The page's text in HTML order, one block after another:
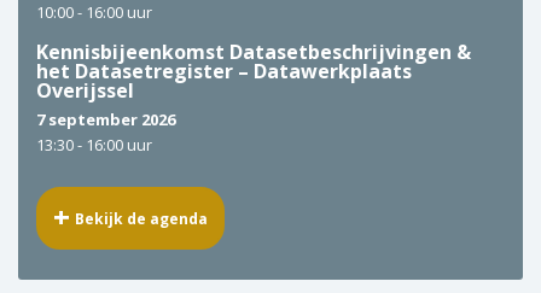
10:00 - 16:00 uur
Kennisbijeenkomst Datasetbeschrijvingen &
het Datasetregister – Datawerkplaats
Overijssel
7 september 2026
13:30 - 16:00 uur
Bekijk de agenda